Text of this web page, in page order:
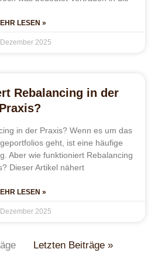
LESEN »
2025
Rebalancing in der
Praxis?
in der Praxis? Wenn es um das
geht, ist eine häufige
Aber wie funktioniert Rebalancing
Dieser Artikel nähert
LESEN »
2025
Letzten Beiträge »